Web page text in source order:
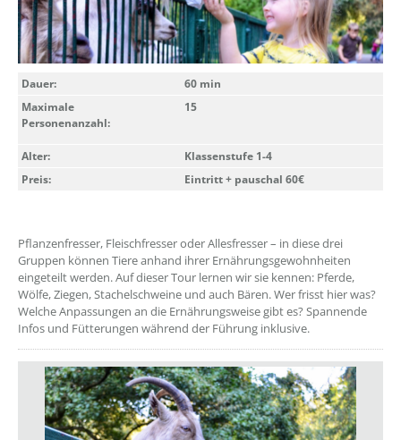
Dauer:
60 min
Maximale
Personenanzahl:
15
Alter:
Klassenstufe 1-4
Preis:
Eintritt + pauschal 60€
Pflanzenfresser, Fleischfresser oder Allesfresser – in diese drei
Gruppen können Tiere anhand ihrer Ernährungsgewohnheiten
eingeteilt werden. Auf dieser Tour lernen wir sie kennen: Pferde,
Wölfe, Ziegen, Stachelschweine und auch Bären. Wer frisst hier was?
Welche Anpassungen an die Ernährungsweise gibt es? Spannende
Infos und Fütterungen während der Führung inklusive.